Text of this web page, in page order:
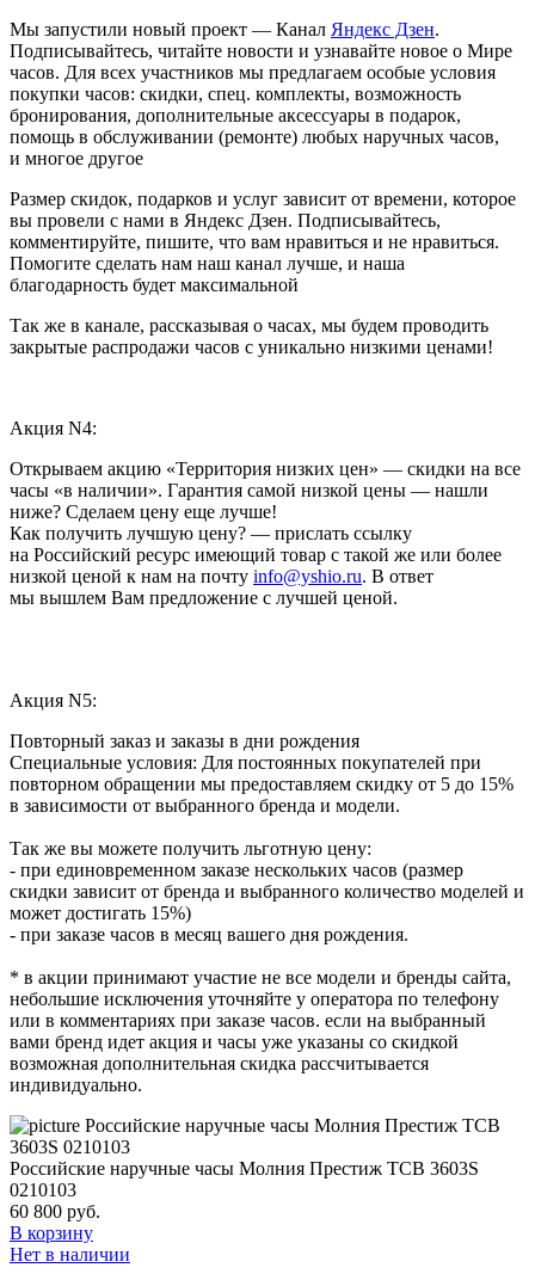
Мы запустили новый проект — Канал Яндекс Дзен.
Подписывайтесь, читайте новости и узнавайте новое о Мире
часов. Для всех участников мы предлагаем особые условия
покупки часов: скидки, спец. комплекты, возможность
бронирования, дополнительные аксессуары в подарок,
помощь в обслуживании (ремонте) любых наручных часов,
и многое другое
Размер скидок, подарков и услуг зависит от времени, которое
вы провели с нами в Яндекс Дзен. Подписывайтесь,
комментируйте, пишите, что вам нравиться и не нравиться.
Помогите сделать нам наш канал лучше, и наша
благодарность будет максимальной
Так же в канале, рассказывая о часах, мы будем проводить
закрытые распродажи часов с уникально низкими ценами!
Акция N4:
Открываем акцию «Территория низких цен» — скидки на все
часы «в наличии». Гарантия самой низкой цены — нашли
ниже? Сделаем цену еще лучше!
Как получить лучшую цену? — прислать ссылку
на Российский ресурс имеющий товар с такой же или более
низкой ценой к нам на почту info@yshio.ru. В ответ
мы вышлем Вам предложение с лучшей ценой.
Акция N5:
Повторный заказ и заказы в дни рождения
Специальные условия: Для постоянных покупателей при
повторном обращении мы предоставляем скидку от 5 до 15%
в зависимости от выбранного бренда и модели.
Так же вы можете получить льготную цену:
- при единовременном заказе нескольких часов (размер
скидки зависит от бренда и выбранного количество моделей и
может достигать 15%)
- при заказе часов в месяц вашего дня рождения.
* в акции принимают участие не все модели и бренды сайта,
небольшие исключения уточняйте у оператора по телефону
или в комментариях при заказе часов. если на выбранный
вами бренд идет акция и часы уже указаны со скидкой
возможная дополнительная скидка рассчитывается
индивидуально.
Российские наручные часы Молния Престиж TCB 3603S
0210103
60 800 руб.
В корзину
Нет в наличии